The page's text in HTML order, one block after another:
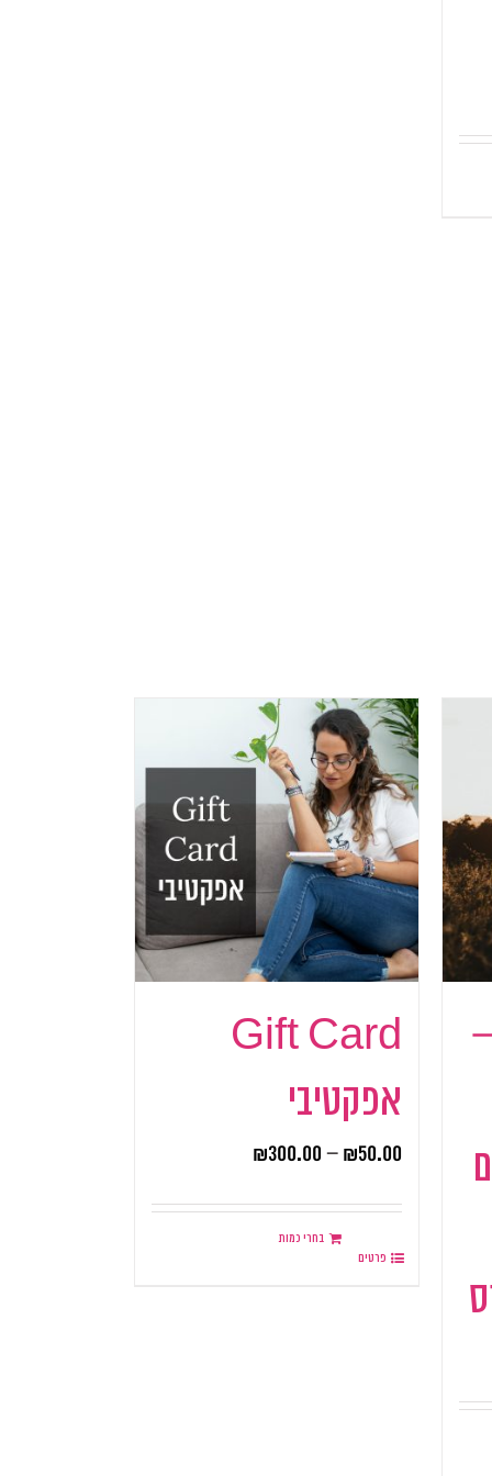
Gift Card
אפקטיבי
₪50.00
–
₪300.00
בחרי כמות
פרטים